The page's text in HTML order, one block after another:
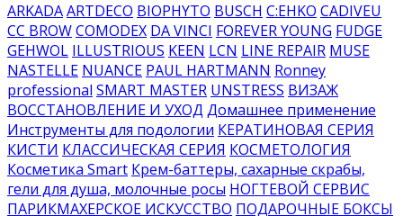
ARKADAARTDECO BIOPHYTO BUSCH C:EHKO CADIVEU
CC BROWCOMODEX DA VINCI FOREVER YOUNG FUDGE
GEHWOL ILLUSTRIOUS KEEN LCN LINE REPAIR MUSE
NASTELLE NUANCE PAUL HARTMANN Ronney
professional SMART MASTER UNSTRESS ВИЗАЖ
ВОССТАНОВЛЕНИЕ И УХОД Домашнее применение
Инструменты для подологии КЕРАТИНОВАЯ СЕРИЯ
КИСТИ КЛАССИЧЕСКАЯ СЕРИЯ КОСМЕТОЛОГИЯ
Косметика Smart Крем-баттеры, сахарные скрабы,
гели для душа, молочные росы НОГТЕВОЙ СЕРВИС
ПАРИКМАХЕРСКОЕ ИСКУССТВО ПОДАРОЧНЫЕ БОКСЫ